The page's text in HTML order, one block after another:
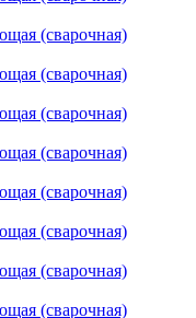
(сварочная)
(сварочная)
(сварочная)
(сварочная)
(сварочная)
(сварочная)
(сварочная)
(сварочная)